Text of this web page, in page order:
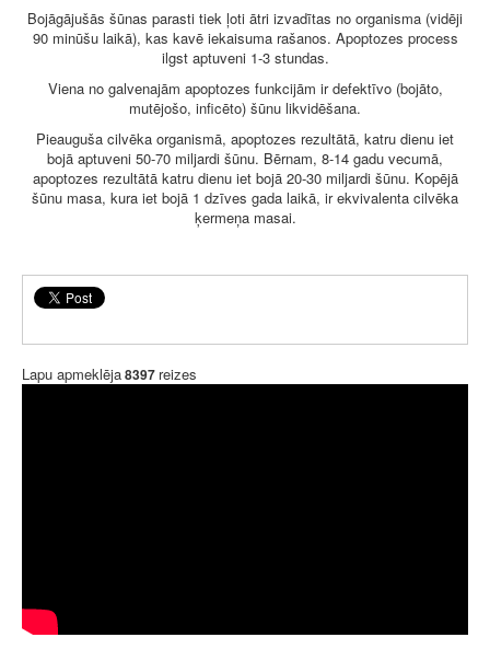
Bojāgājušās šūnas parasti tiek ļoti ātri izvadītas no organisma (vidēji
90 minūšu laikā), kas kavē iekaisuma rašanos. Apoptozes process
ilgst aptuveni 1-3 stundas.
Viena no galvenajām apoptozes funkcijām ir defektīvo (bojāto,
mutējošo, inficēto) šūnu likvidēšana.
Pieauguša cilvēka organismā, apoptozes rezultātā, katru dienu iet
bojā aptuveni 50-70 miljardi šūnu. Bērnam, 8-14 gadu vecumā,
apoptozes rezultātā katru dienu iet bojā 20-30 miljardi šūnu. Kopējā
šūnu masa, kura iet bojā 1 dzīves gada laikā, ir ekvivalenta cilvēka
ķermeņa masai.
Lapu apmeklēja8397 reizes